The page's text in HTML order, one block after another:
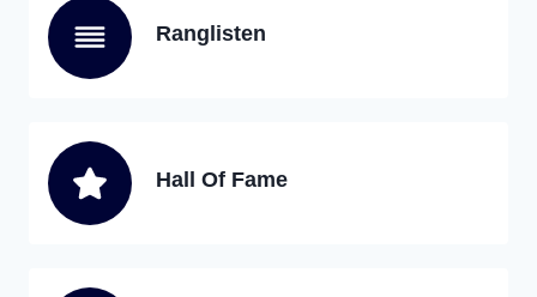
Ranglisten
Hall Of Fame